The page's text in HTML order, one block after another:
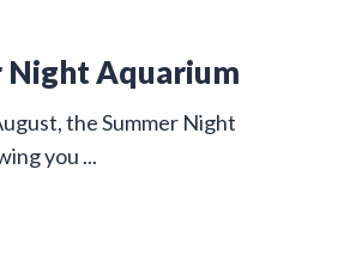
Night Aquarium
the Summer Night
you ...